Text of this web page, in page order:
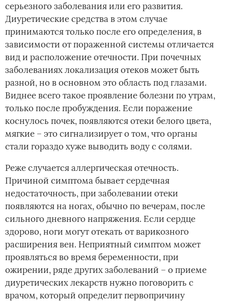
серьезного заболевания или его развития.
Диуретические средства в этом случае
принимаются только после его определения, в
зависимости от пораженной системы отличается
вид и расположение отечности. При почечных
заболеваниях локализация отеков может быть
разной, но в основном это область под глазами.
Виднее всего такое проявление болезни по утрам,
только после пробуждения. Если поражение
коснулось почек, появляются отеки белого цвета,
мягкие – это сигнализирует о том, что органы
стали гораздо хуже выводить воду с солями.
Реже случается аллергическая отечность.
Причиной симптома бывает сердечная
недостаточность, при заболевании отеки
появляются на ногах, обычно по вечерам, после
сильного дневного напряжения. Если сердце
здорово, ноги могут отекать от варикозного
расширения вен. Неприятный симптом может
проявляться во время беременности, при
ожирении, ряде других заболеваний – о приеме
диуретических лекарств нужно поговорить с
врачом, который определит первопричину